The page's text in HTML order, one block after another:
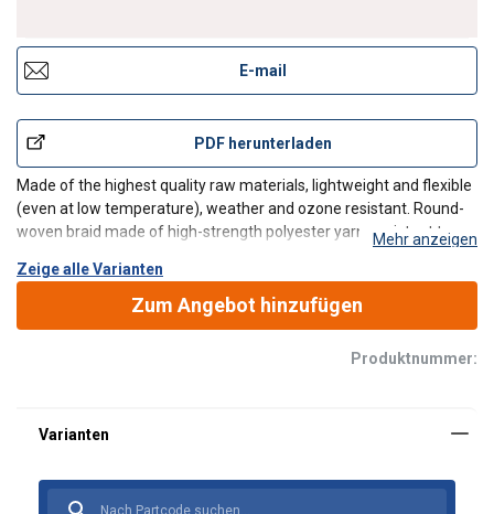
E-mail
PDF herunterladen
Made of the highest quality raw materials, lightweight and flexible
(even at low temperature), weather and ozone resistant. Round-
woven braid made of high-strength polyester yarn, resistant to
rubber, smooth and resistant to mold and ro
Mehr anzeigen
Zeige alle Varianten
Zum Angebot hinzufügen
Produktnummer: